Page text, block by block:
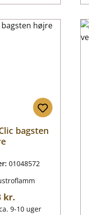
bagsten
01048572
pris:
kr.
9-10 uger